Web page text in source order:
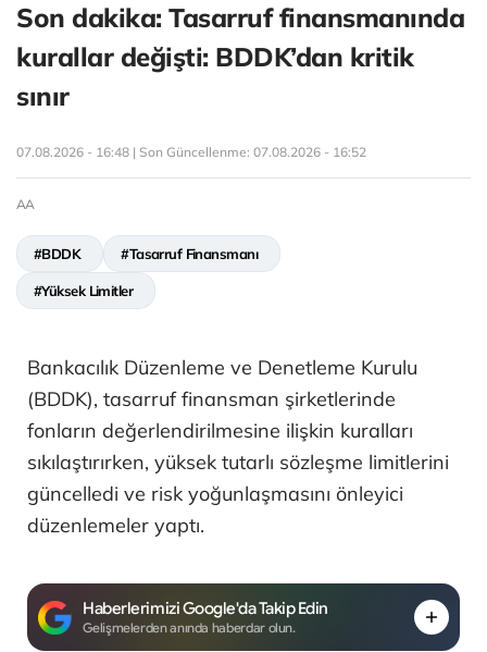
Son dakika: Tasarruf finansmanında
kurallar değişti: BDDK’dan kritik
sınır
07.08.2026 - 16:48 | Son Güncellenme: 07.08.2026 - 16:52
AA
#BDDK #Tasarruf Finansmanı
#Yüksek Limitler
Bankacılık Düzenleme ve Denetleme Kurulu
(BDDK), tasarruf finansman şirketlerinde
fonların değerlendirilmesine ilişkin kuralları
sıkılaştırırken, yüksek tutarlı sözleşme limitlerini
güncelledi ve risk yoğunlaşmasını önleyici
düzenlemeler yaptı.
Haberlerimizi Google'da Takip Edin
Gelişmelerden anında haberdar olun.